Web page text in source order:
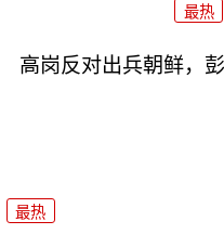
最热
高岗反对出兵朝鲜，
最热